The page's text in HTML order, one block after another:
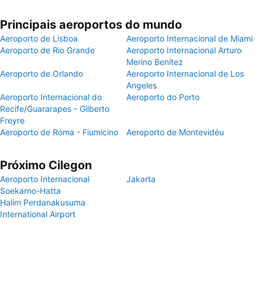
Principais aeroportos do mundo
Aeroporto de Lisboa
Aeroporto Internacional de Miami
Aeroporto de Rio Grande
Aeroporto Internacional Arturo
Merino Benítez
Aeroporto de Orlando
Aeroporto Internacional de Los
Angeles
Aeroporto Internacional do
Recife/Guararapes - Gilberto
Freyre
Aeroporto do Porto
Aeroporto de Roma - Fiumicino Aeroporto de Montevidéu
Próximo Cilegon
Aeroporto Internacional
Soekarno-Hatta
Jakarta
Halim Perdanakusuma
International Airport